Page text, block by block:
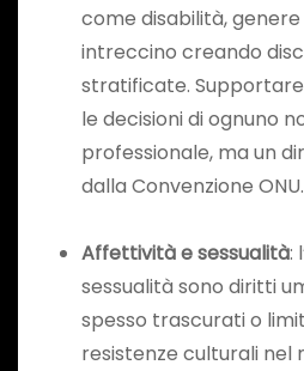
come disabilità,
intreccino creando
stratificate.
le decisioni di ognuno
professionale, ma un
dalla Convenzione ONU.
Affettività e sessualità:
sessualità sono diritti
spesso trascurati o
resistenze culturali nel